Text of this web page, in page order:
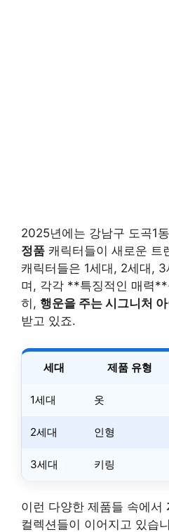
2025년에는 강남구 도곡1
정품 캐릭터들이 새로운 트
캐릭터들은 1세대, 2세대,
며, 각각 **특징적인 매력
히, 행운을 주는 시그니처 아
받고 있죠.
세대 제품 유형
1세대 옷
2세대 인형
3세대 키링
이런 다양한 제품들 속에서
컬렉션들이 이어지고 있습